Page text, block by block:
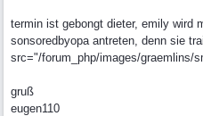
termin ist gebongt dieter, emily wird
sonsoredbyopa antreten, denn sie
src="/forum_php/images/graemlins/
gruß
eugen110